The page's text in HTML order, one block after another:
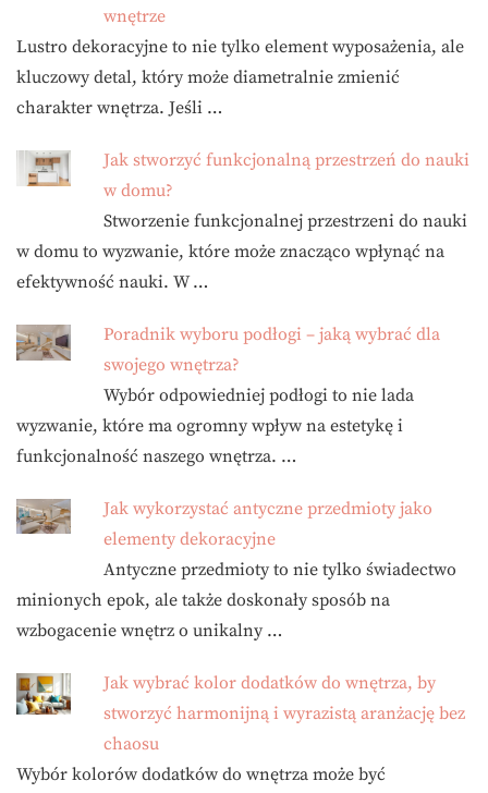
wnętrze
Lustro dekoracyjne to nie tylko element wyposażenia, ale
kluczowy detal, który może diametralnie zmienić
charakter wnętrza. Jeśli …
Jak stworzyć funkcjonalną przestrzeń do nauki
w domu?
Stworzenie funkcjonalnej przestrzeni do nauki
w domu to wyzwanie, które może znacząco wpłynąć na
efektywność nauki. W …
Poradnik wyboru podłogi – jaką wybrać dla
swojego wnętrza?
Wybór odpowiedniej podłogi to nie lada
wyzwanie, które ma ogromny wpływ na estetykę i
funkcjonalność naszego wnętrza. …
Jak wykorzystać antyczne przedmioty jako
elementy dekoracyjne
Antyczne przedmioty to nie tylko świadectwo
minionych epok, ale także doskonały sposób na
wzbogacenie wnętrz o unikalny …
Jak wybrać kolor dodatków do wnętrza, by
stworzyć harmonijną i wyrazistą aranżację bez
chaosu
Wybór kolorów dodatków do wnętrza może być